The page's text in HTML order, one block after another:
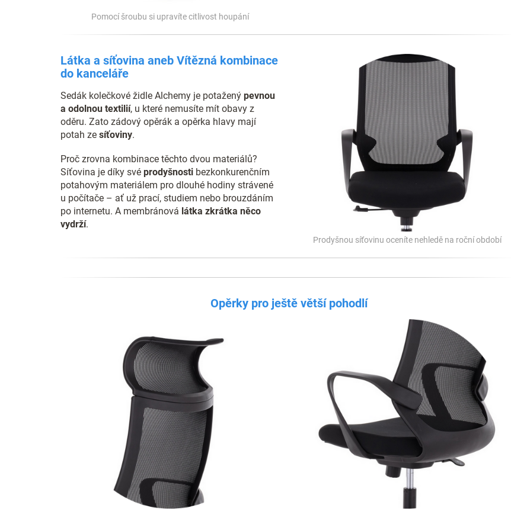
Pomocí šroubu si upravíte citlivost houpání
Látka a síťovina aneb Vítězná kombinace
do kanceláře
Sedák kolečkové židle Alchemy je potažený pevnou
a odolnou textilií, u které nemusíte mít obavy z
oděru. Zato zádový opěrák a opěrka hlavy mají
potah ze síťoviny.
Proč zrovna kombinace těchto dvou materiálů?
Síťovina je díky své prodyšnosti bezkonkurenčním
potahovým materiálem pro dlouhé hodiny strávené
u počítače – ať už prací, studiem nebo brouzdáním
po internetu. A membránová látka zkrátka něco
vydrží.
Prodyšnou síťovinu oceníte nehledě na roční období
Opěrky pro ještě větší pohodlí